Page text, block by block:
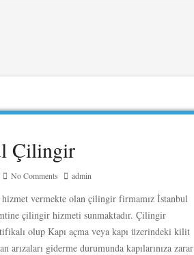
Çilingir
No Comments admin
vermekte olan çilingir firmamız İstanbul
çilingir hizmeti sunmaktadır. Çilingir
olup Kapı açma veya kapı üzerindeki kilit
arızaları giderme durumunda kapılarınıza zarar